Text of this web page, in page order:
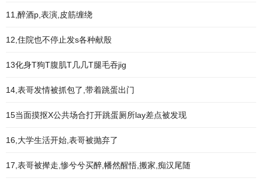
11,醉酒p,表演,皮筋缠绕
12,住院也不停止发s各种献殷
13化身T狗T腹肌T几几T腿毛吞jig
14,表哥发情被抓包了,带着跳蛋出门
15当面摸抠X公共场合打开跳蛋厕所lay差点被发现
16,大学生活开始,表哥被抛弃了
17,表哥被撵走,惨兮兮买醉,幡然醒悟,搬家,痴汉尾随